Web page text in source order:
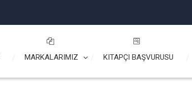
MARKALARIMIZ KITAPÇI BAŞVURUSU